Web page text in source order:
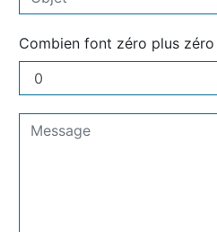
Combien font zéro plus zéro